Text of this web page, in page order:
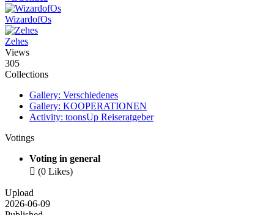
WizardofOs
Zehes
Views
305
Collections
Gallery: Verschiedenes
Gallery: KOOPERATIONEN
Activity: toonsUp Reiseratgeber
Votings
Voting in general
 (0 Likes)
Upload
2026-06-09